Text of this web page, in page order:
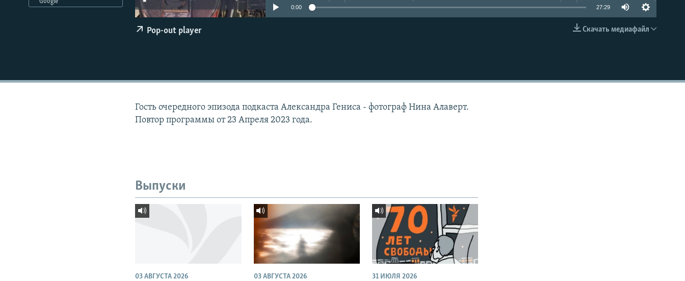
EMBED
0:00 27:29
Скачать медиафайл
Pop-out player
Гость очередного эпизода подкаста Александра Гениса - фотограф Нина Алаверт.
Повтор программы от 23 Апреля 2023 года.
Выпуски
03 АВГУСТА 2026 03 АВГУСТА 2026 31 ИЮЛЯ 2026